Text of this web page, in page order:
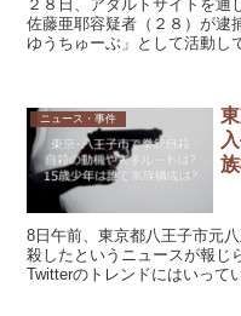
２８日、アダルトサイトを通
佐藤亜耶容疑者（２８）が逮
ゆうちゅーぶ」として活動し
ニュース・事件
8日午前、東京都八王子市元
殺したというニュースが報じ
Twitterのトレンドにはいって